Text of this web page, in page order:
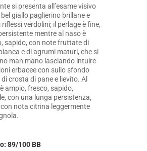
si presenta all’esame visivo
giallo paglierino brillane e
riflessi verdolini; il perlage è fine,
mentre al naso è
sapido, con note fruttate di
e di agrumi maturi, che si
man mano lasciando intuire
erbacee con sullo sfondo
crosta di pane e lievito. Al
ampio, fresco, sapido,
con una lunga persistenza,
nota citrina leggermente
89/100 BB